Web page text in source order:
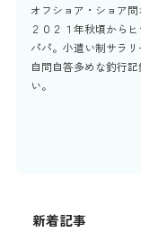
オフショア・ショア
２０２１年秋頃から
パパ。小遣い制サラリ
自問自答多めな釣行
い。
新着記事